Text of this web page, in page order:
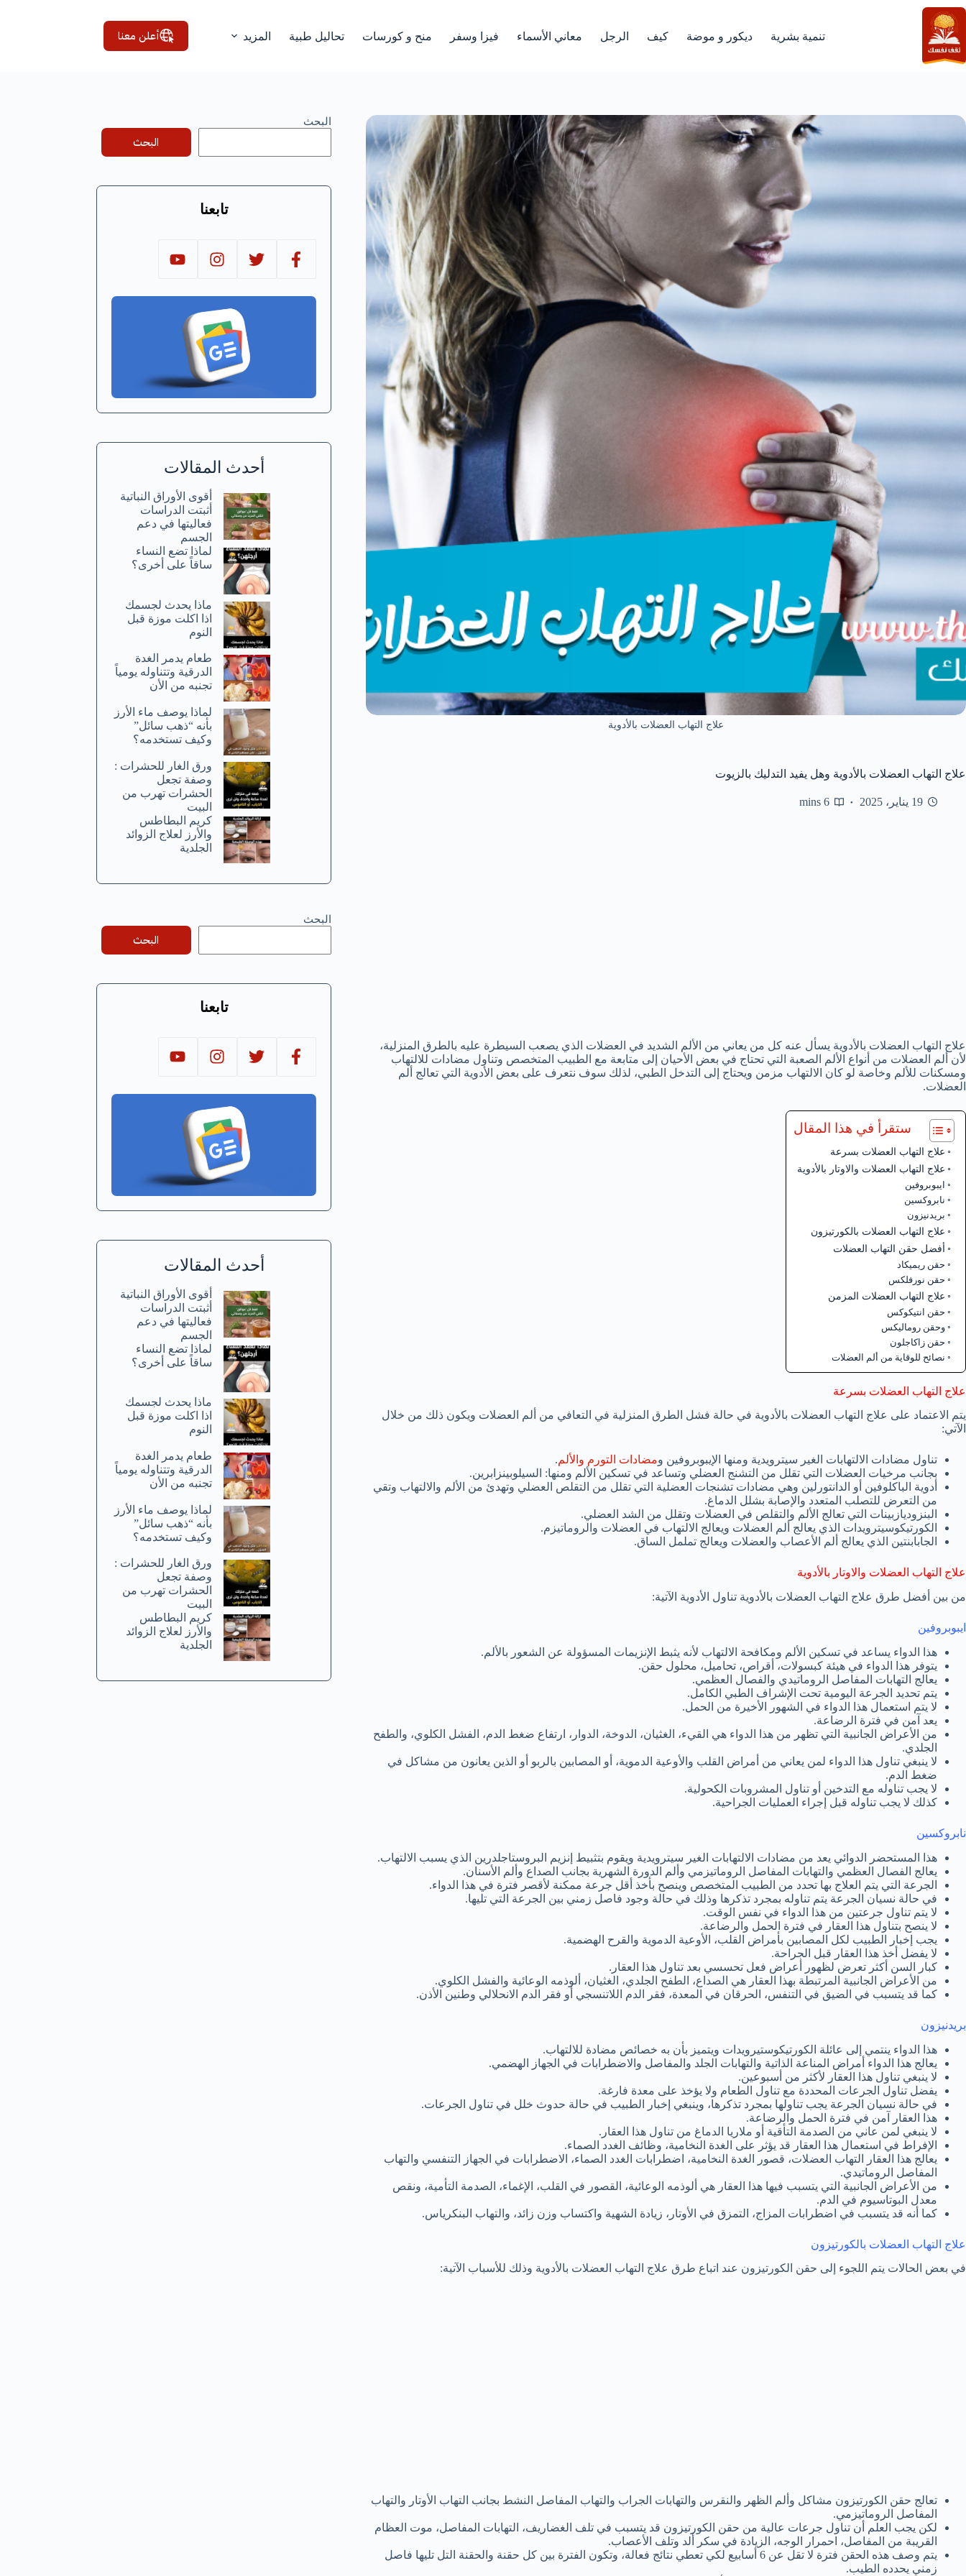
التجاوز
إلى
المحتوى
تنمية بشرية ديكور و موضة كيف الرجل معاني الأسماء فيزا وسفر منح و كورسات تحاليل طبية المزيد أعلن معنا
علاج التهاب العضلات بالأدوية
علاج التهاب العضلات بالأدوية وهل يفيد التدليك بالزيوت
19 يناير، 2025 6 mins
علاج التهاب العضلات بالأدوية يسأل عنه كل من يعاني من الألم الشديد في العضلات الذي يصعب السيطرة عليه بالطرق المنزلية،
لأن ألم العضلات من أنواع الألم الصعبة التي تحتاج في بعض الأحيان إلى متابعة مع الطبيب المتخصص وتناول مضادات للالتهاب
ومسكنات للألم وخاصة لو كان الالتهاب مزمن ويحتاج إلى التدخل الطبي، لذلك سوف نتعرف على بعض الأدوية التي تعالج ألم
العضلات.
ستقرأ في هذا المقال
علاج التهاب العضلات بسرعة
علاج التهاب العضلات والاوتار بالأدوية
ايبوبروفين
نابروكسين
بريدنيزون
علاج التهاب العضلات بالكورتيزون
أفضل حقن التهاب العضلات
حقن ريميكاد
حقن نورفلكس
علاج التهاب العضلات المزمن
حقن انتيكوكس
وحقن روماليكس
حقن زاكاجلون
نصائح للوقاية من ألم العضلات
علاج التهاب العضلات بسرعة
يتم الاعتماد على علاج التهاب العضلات بالأدوية في حالة فشل الطرق المنزلية في التعافي من ألم العضلات ويكون ذلك من خلال
الآتي:
تناول مضادات الالتهابات الغير سيترويدية ومنها الإيبوبروفين ومضادات التورم والألم.
بجانب مرخيات العضلات التي تقلل من التشنج العضلي وتساعد في تسكين الألم ومنها: السيلوبينزابرين.
أدوية الباكلوفين أو الدانتورلين وهي مضادات تشنجات العضلية التي تقلل من التقلص العضلي وتهدئ من الألم والالتهاب وتقي
من التعرض للتصلب المتعدد والإصابة بشلل الدماغ.
البنزوديازبينات التي تعالج الألم والتقلص في العضلات وتقلل من الشد العضلي.
الكورتيكوسيترويدات الذي يعالج ألم العضلات ويعالج الالتهاب في العضلات والروماتيزم.
الجابابنتين الذي يعالج ألم الأعصاب والعضلات ويعالج تململ الساق.
علاج التهاب العضلات والاوتار بالأدوية
من بين أفضل طرق علاج التهاب العضلات بالأدوية تناول الأدوية الآتية:
ايبوبروفين
هذا الدواء يساعد في تسكين الألم ومكافحة الالتهاب لأنه يثبط الإنزيمات المسؤولة عن الشعور بالألم.
يتوفر هذا الدواء في هيئة كبسولات، أقراص، تحاميل، محلول حقن.
يعالج التهابات المفاصل الروماتيدي والفصال العظمي.
يتم تحديد الجرعة اليومية تحت الإشراف الطبي الكامل.
لا يتم استعمال هذا الدواء في الشهور الأخيرة من الحمل.
يعد آمن في فترة الرضاعة.
من الأعراض الجانبية التي تظهر من هذا الدواء هي القيء، الغثيان، الدوخة، الدوار، ارتفاع ضغط الدم، الفشل الكلوي، والطفح
الجلدي.
لا ينبغي تناول هذا الدواء لمن يعاني من أمراض القلب والأوعية الدموية، أو المصابين بالربو أو الذين يعانون من مشاكل في
ضغط الدم.
لا يجب تناوله مع التدخين أو تناول المشروبات الكحولية.
كذلك لا يجب تناوله قبل إجراء العمليات الجراحية.
نابروكسين
هذا المستحضر الدوائي يعد من مضادات الالتهابات الغير سيترويدية ويقوم بتثبيط إنزيم البروستاجلدرين الذي يسبب الالتهاب.
يعالج الفصال العظمي والتهابات المفاصل الروماتيزمي وألم الدورة الشهرية بجانب الصداع وألم الأسنان.
الجرعة التي يتم العلاج بها تحدد من الطبيب المتخصص وينصح بأخذ أقل جرعة ممكنة لأقصر فترة في هذا الدواء.
في حالة نسيان الجرعة يتم تناوله بمجرد تذكرها وذلك في حالة وجود فاصل زمني بين الجرعة التي تليها.
لا يتم تناول جرعتين من هذا الدواء في نفس الوقت.
لا ينصح بتناول هذا العقار في فترة الحمل والرضاعة.
يجب إخبار الطبيب لكل المصابين بأمراض القلب، الأوعية الدموية والقرح الهضمية.
لا يفضل أخذ هذا العقار قبل الجراحة.
كبار السن أكثر تعرض لظهور أعراض فعل تحسسي بعد تناول هذا العقار.
من الأعراض الجانبية المرتبطة بهذا العقار هي الصداع، الطفح الجلدي، الغثيان، ألوذمه الوعائية والفشل الكلوي.
كما قد يتسبب في الضيق في التنفس، الحرقان في المعدة، فقر الدم اللاتنسجي أو فقر الدم الانحلالي وطنين الأذن.
بريدنيزون
هذا الدواء ينتمي إلى عائلة الكورتيكوستيرويدات ويتميز بأن به خصائص مضادة للالتهاب.
يعالج هذا الدواء أمراض المناعة الذاتية والتهابات الجلد والمفاصل والاضطرابات في الجهاز الهضمي.
لا ينبغي تناول هذا العقار لأكثر من أسبوعين.
يفضل تناول الجرعات المحددة مع تناول الطعام ولا يؤخذ على معدة فارغة.
في حالة نسيان الجرعة يجب تناولها بمجرد تذكرها، وينبغي إخبار الطبيب في حالة حدوث خلل في تناول الجرعات.
هذا العقار آمن في فترة الحمل والرضاعة.
لا ينبغي لمن عاني من الصدمة التأقية أو ملاريا الدماغ من تناول هذا العقار.
الإفراط في استعمال هذا العقار قد يؤثر على الغدة النخامية، وظائف الغدد الصماء.
يعالج هذا العقار التهاب العضلات، قصور الغدة النخامية، اضطرابات الغدد الصماء، الاضطرابات في الجهاز التنفسي والتهاب
المفاصل الروماتيدي.
من الأعراض الجانبية التي يتسبب فيها هذا العقار هي ألوذمه الوعائية، القصور في القلب، الإغماء، الصدمة التأمية، ونقص
معدل البوتاسيوم في الدم.
كما أنه قد يتسبب في اضطرابات المزاج، التمزق في الأوتار، زيادة الشهية واكتساب وزن زائد، والتهاب البنكرياس.
علاج التهاب العضلات بالكورتيزون
في بعض الحالات يتم اللجوء إلى حقن الكورتيزون عند اتباع طرق علاج التهاب العضلات بالأدوية وذلك للأسباب الآتية:
تعالج حقن الكورتيزون مشاكل وألم الظهر والنقرس والتهابات الجراب والتهاب المفاصل النشط بجانب التهاب الأوتار والتهاب
المفاصل الروماتيزمي.
لكن يجب العلم أن تناول جرعات عالية من حقن الكورتيزون قد يتسبب في تلف الغضاريف، التهابات المفاصل، موت العظام
القريبة من المفاصل، احمرار الوجه، الزيادة في سكر ألد وتلف الأعصاب.
يتم وصف هذه الحقن فترة لا تقل عن 6 أسابيع لكي تعطي نتائج فعالة، وتكون الفترة بين كل حقنة والحقنة التل تليها فاصل
زمني يحدده الطيب.
البحث
البحث
تابعنا
أحدث المقالات
أقوى الأوراق النباتية
أثبتت الدراسات
فعاليتها في دعم
الجسم
لماذا تضع النساء
ساقاً على أخرى؟
ماذا يحدث لجسمك
اذا اكلت موزة قبل
النوم
طعام يدمر الغدة
الدرقية وتتناوله يومياً
تجنبه من الأن
لماذا يوصف ماء الأرز
بأنه “ذهب سائل”
وكيف تستخدمه؟
ورق الغار للحشرات :
وصفة تجعل
الحشرات تهرب من
البيت
كريم البطاطس
والأرز لعلاج الزوائد
الجلدية
البحث
البحث
تابعنا
أحدث المقالات
أقوى الأوراق النباتية
أثبتت الدراسات
فعاليتها في دعم
الجسم
لماذا تضع النساء
ساقاً على أخرى؟
ماذا يحدث لجسمك
اذا اكلت موزة قبل
النوم
طعام يدمر الغدة
الدرقية وتتناوله يومياً
تجنبه من الأن
لماذا يوصف ماء الأرز
بأنه “ذهب سائل”
وكيف تستخدمه؟
ورق الغار للحشرات :
وصفة تجعل
الحشرات تهرب من
البيت
كريم البطاطس
والأرز لعلاج الزوائد
الجلدية